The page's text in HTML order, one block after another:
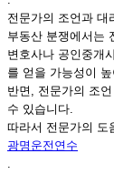
전문가의 조언과 대
부동산 분쟁에서는
변호사나 공인중개
를 얻을 가능성이
반면, 전문가의 조
수 있습니다.
따라서 전문가의 도
광명운전연수
.